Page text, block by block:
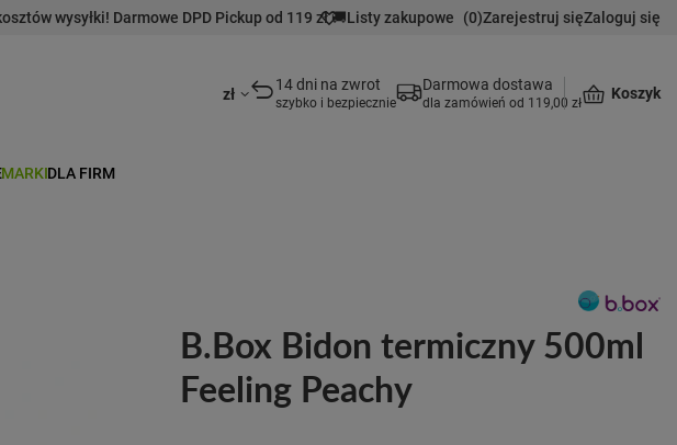
wysyłki! Darmowe DPD Pickup od 119 zł 🚚Listy zakupowe (0)Zarejestruj sięZaloguj się
zł 14 dni na zwrot
szybko i bezpiecznie
Darmowa dostawa
dla zamówień od 119,00 zł Koszyk
MARKIDLA FIRM
B.Box Bidon termiczny 500ml
Feeling Peachy